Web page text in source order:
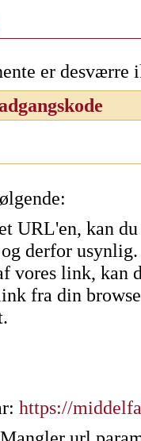
er
URL'en, kan
derfor usynlig.
vores link, kan
fra din
https://